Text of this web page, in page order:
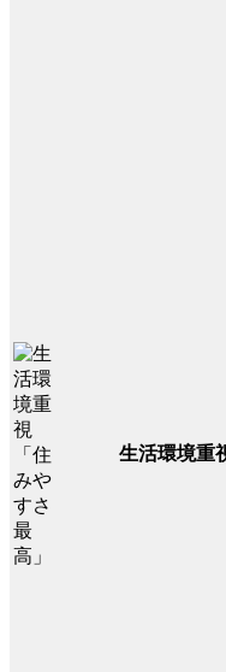
生活環境重